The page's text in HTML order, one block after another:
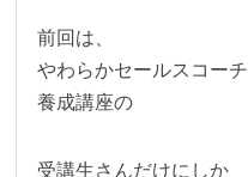
前回は、
やわらかセールスコーチ
養成講座の
受講生さんだけにしか